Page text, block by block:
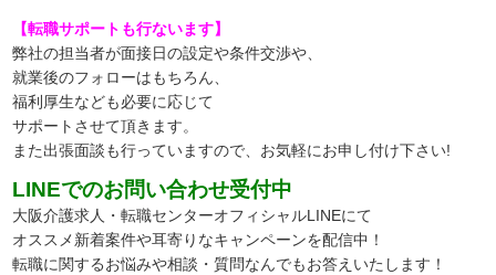
【転職サポートも行ないます】
弊社の担当者が面接日の設定や条件交渉や、
就業後のフォローはもちろん、
福利厚生なども必要に応じて
サポートさせて頂きます。
また出張面談も行っていますので、お気軽にお申し付け下さい!
LINEでのお問い合わせ受付中
大阪介護求人・転職センターオフィシャルLINEにて
オススメ新着案件や耳寄りなキャンペーンを配信中！
転職に関するお悩みや相談・質問なんでもお答えいたします！